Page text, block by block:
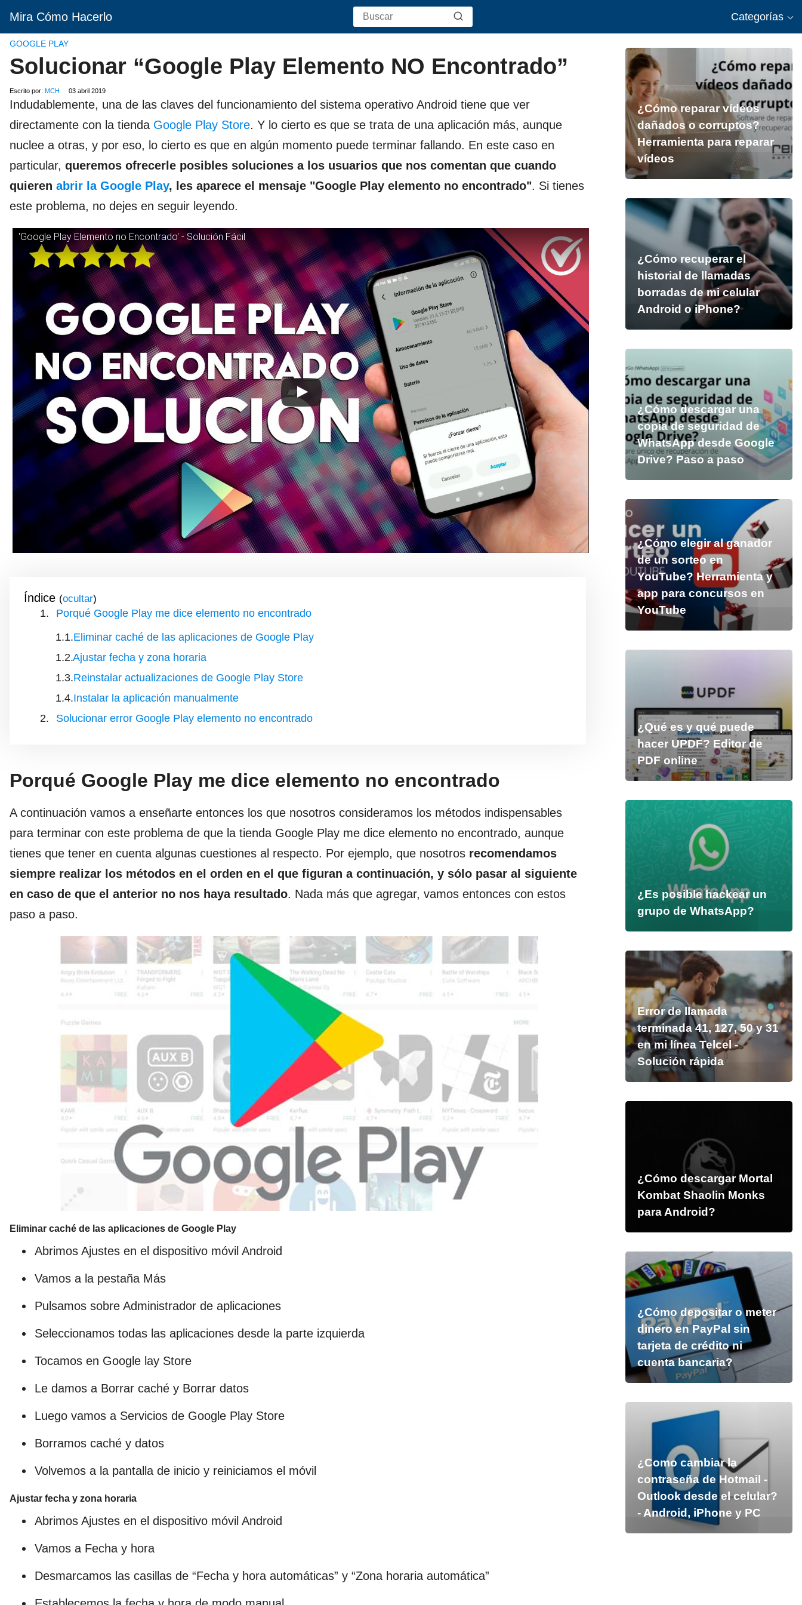
Mira Cómo Hacerlo Categorías
GOOGLE PLAY
Solucionar “Google Play Elemento NO Encontrado”
Escrito por: MCH 03 abril 2019
Indudablemente, una de las claves del funcionamiento del sistema operativo Android tiene que ver
directamente con la tienda Google Play Store. Y lo cierto es que se trata de una aplicación más, aunque
nuclee a otras, y por eso, lo cierto es que en algún momento puede terminar fallando. En este caso en
particular, queremos ofrecerle posibles soluciones a los usuarios que nos comentan que cuando
quieren abrir la Google Play, les aparece el mensaje "Google Play elemento no encontrado". Si tienes
este problema, no dejes en seguir leyendo.
'Google Play Elemento no Encontrado' - Solución Fácil
Índice ( )
Porqué Google Play me dice elemento no encontrado
Eliminar caché de las aplicaciones de Google Play
Ajustar fecha y zona horaria
Reinstalar actualizaciones de Google Play Store
Instalar la aplicación manualmente
Solucionar error Google Play elemento no encontrado
Porqué Google Play me dice elemento no encontrado
A continuación vamos a enseñarte entonces los que nosotros consideramos los métodos indispensables
para terminar con este problema de que la tienda Google Play me dice elemento no encontrado, aunque
tienes que tener en cuenta algunas cuestiones al respecto. Por ejemplo, que nosotros recomendamos
siempre realizar los métodos en el orden en el que figuran a continuación, y sólo pasar al siguiente
en caso de que el anterior no nos haya resultado. Nada más que agregar, vamos entonces con estos
paso a paso.
Eliminar caché de las aplicaciones de Google Play
Abrimos Ajustes en el dispositivo móvil Android
Vamos a la pestaña Más
Pulsamos sobre Administrador de aplicaciones
Seleccionamos todas las aplicaciones desde la parte izquierda
Tocamos en Google lay Store
Le damos a Borrar caché y Borrar datos
Luego vamos a Servicios de Google Play Store
Borramos caché y datos
Volvemos a la pantalla de inicio y reiniciamos el móvil
Ajustar fecha y zona horaria
Abrimos Ajustes en el dispositivo móvil Android
Vamos a Fecha y hora
Desmarcamos las casillas de “Fecha y hora automáticas” y “Zona horaria automática”
¿Cómo reparar vídeos
dañados o corruptos?
Herramienta para reparar
vídeos
¿Cómo recuperar el
historial de llamadas
borradas de mi celular
Android o iPhone?
¿Cómo descargar una
copia de seguridad de
WhatsApp desde Google
Drive? Paso a paso
¿Cómo elegir al ganador
de un sorteo en
YouTube? Herramienta y
app para concursos en
YouTube
¿Qué es y qué puede
hacer UPDF? Editor de
PDF online
¿Es posible hackear un
grupo de WhatsApp?
Error de llamada
terminada 41, 127, 50 y 31
en mi línea Telcel -
Solución rápida
¿Cómo descargar Mortal
Kombat Shaolin Monks
para Android?
¿Cómo depositar o meter
dinero en PayPal sin
tarjeta de crédito ni
cuenta bancaria?
¿Como cambiar la
contraseña de Hotmail -
Outlook desde el celular?
- Android, iPhone y PC